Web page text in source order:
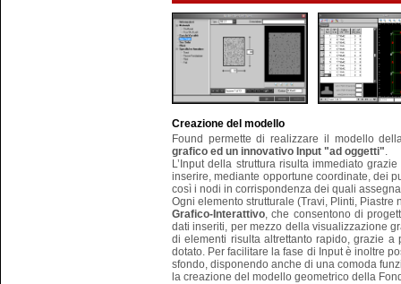
Creazione del modello
Found permette di realizzare il modello
grafico ed un innovativo Input "ad oggetti".
L’Input della struttura risulta immediato
inserire, mediante opportune coordinate, dei
così i nodi in corrispondenza dei quali
Ogni elemento strutturale (Travi, Plinti,
Grafico-Interattivo, che consentono di
dati inseriti, per mezzo della visualizzazione
di elementi risulta altrettanto rapido, grazie
dotato. Per facilitare la fase di Input è inoltre
sfondo, disponendo anche di una comoda
la creazione del modello geometrico della